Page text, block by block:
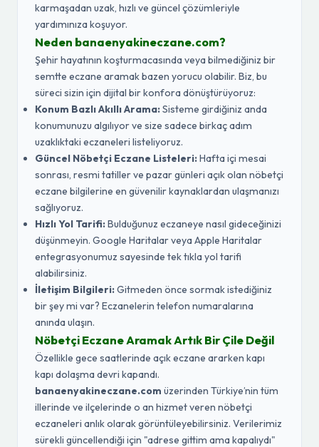
karmaşadan uzak, hızlı ve güncel çözümleriyle
yardımınıza koşuyor.
Neden banaenyakineczane.com?
Şehir hayatının koşturmacasında veya bilmediğiniz bir
semtte eczane aramak bazen yorucu olabilir. Biz, bu
süreci sizin için dijital bir konfora dönüştürüyoruz:
Konum Bazlı Akıllı Arama:Sisteme girdiğiniz anda
konumunuzu algılıyor ve size sadece birkaç adım
uzaklıktaki eczaneleri listeliyoruz.
Güncel Nöbetçi Eczane Listeleri:Hafta içi mesai
sonrası, resmi tatiller ve pazar günleri açık olan nöbetçi
eczane bilgilerine en güvenilir kaynaklardan ulaşmanızı
sağlıyoruz.
Hızlı Yol Tarifi:Bulduğunuz eczaneye nasıl gideceğinizi
düşünmeyin. Google Haritalar veya Apple Haritalar
entegrasyonumuz sayesinde tek tıkla yol tarifi
alabilirsiniz.
İletişim Bilgileri:Gitmeden önce sormak istediğiniz
bir şey mi var? Eczanelerin telefon numaralarına
anında ulaşın.
Nöbetçi Eczane Aramak Artık Bir Çile Değil
Özellikle gece saatlerinde açık eczane ararken kapı
kapı dolaşma devri kapandı.
banaenyakineczane.com üzerinden Türkiye’nin tüm
illerinde ve ilçelerinde o an hizmet veren nöbetçi
eczaneleri anlık olarak görüntüleyebilirsiniz. Verilerimiz
sürekli güncellendiği için "adrese gittim ama kapalıydı"